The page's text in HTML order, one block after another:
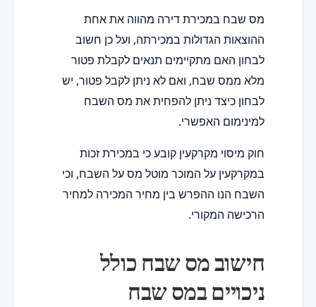
מס שבח במכירת דירה מהווה את אחת
ההוצאות הגדולות במכירתה, ועל כן חשוב
לבחון האם מתקיימים תנאים לקבלת פטור
מלא ממס שבח, ואם לא ניתן לקבל פטור, יש
לבחון כיצד ניתן להפחית את מס השבח
למינימום האפשרי.
חוק מיסוי מקרקעין קובע כי במכירת זכות
במקרקעין על המוכר מוטל מס על השבח, וכי
השבח הנו ההפרש בין מחיר המכירה למחיר
הרכישה המקורי.
חישוב מס שבח כולל
ניכויים במס שבח